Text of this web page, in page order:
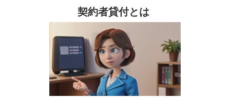
契約者貸付とは